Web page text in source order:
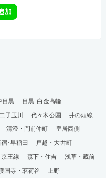
目黒
目黒･白金高輪
子玉川 代々木公園
井の頭線
清澄・門前仲町
皇居西側
･早稲田
戸越・大井町
京王線 森下・住吉
浅草・蔵前
国寺・茗荷谷
上野